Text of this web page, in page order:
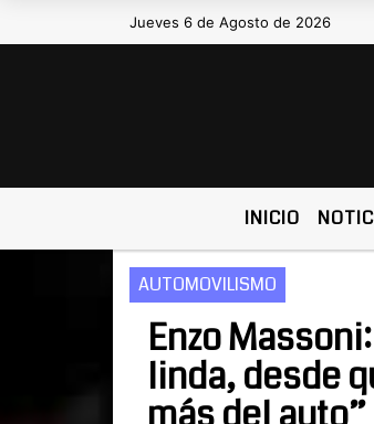
Jueves 6 de Agosto de 2026
Hoy es
INICIO
AUTOMOVILISMO
Enzo
linda, desde